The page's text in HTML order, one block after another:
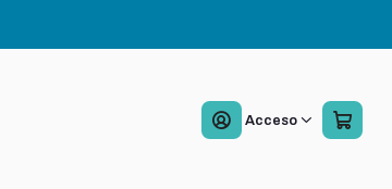
Acceso
Máxima
42 Unidades